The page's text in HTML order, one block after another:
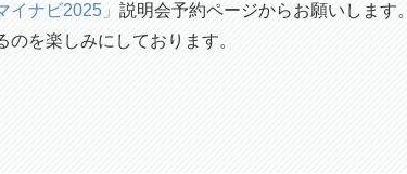
イナビ2025」 説明会予約ページからお願いします。
を楽しみにしております。